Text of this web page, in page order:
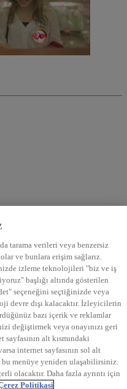
tarama verileri veya benzersiz
ve bunlara erişim sağlarız.
izleme teknolojileri "biz ve iş
başlığı altında gösterilen
seçeneğini seçtiğinizde veya
devre dışı kalacaktır. İzleyicilerin
bazı içerik ve reklamlar
değiştirmek veya onayınızı geri
alt kısmındaki
internet sayfasının sol alt
bu menüye yeniden ulaşabilirsiniz.
olacaktır. Daha fazla ayrıntı için
Politikasi